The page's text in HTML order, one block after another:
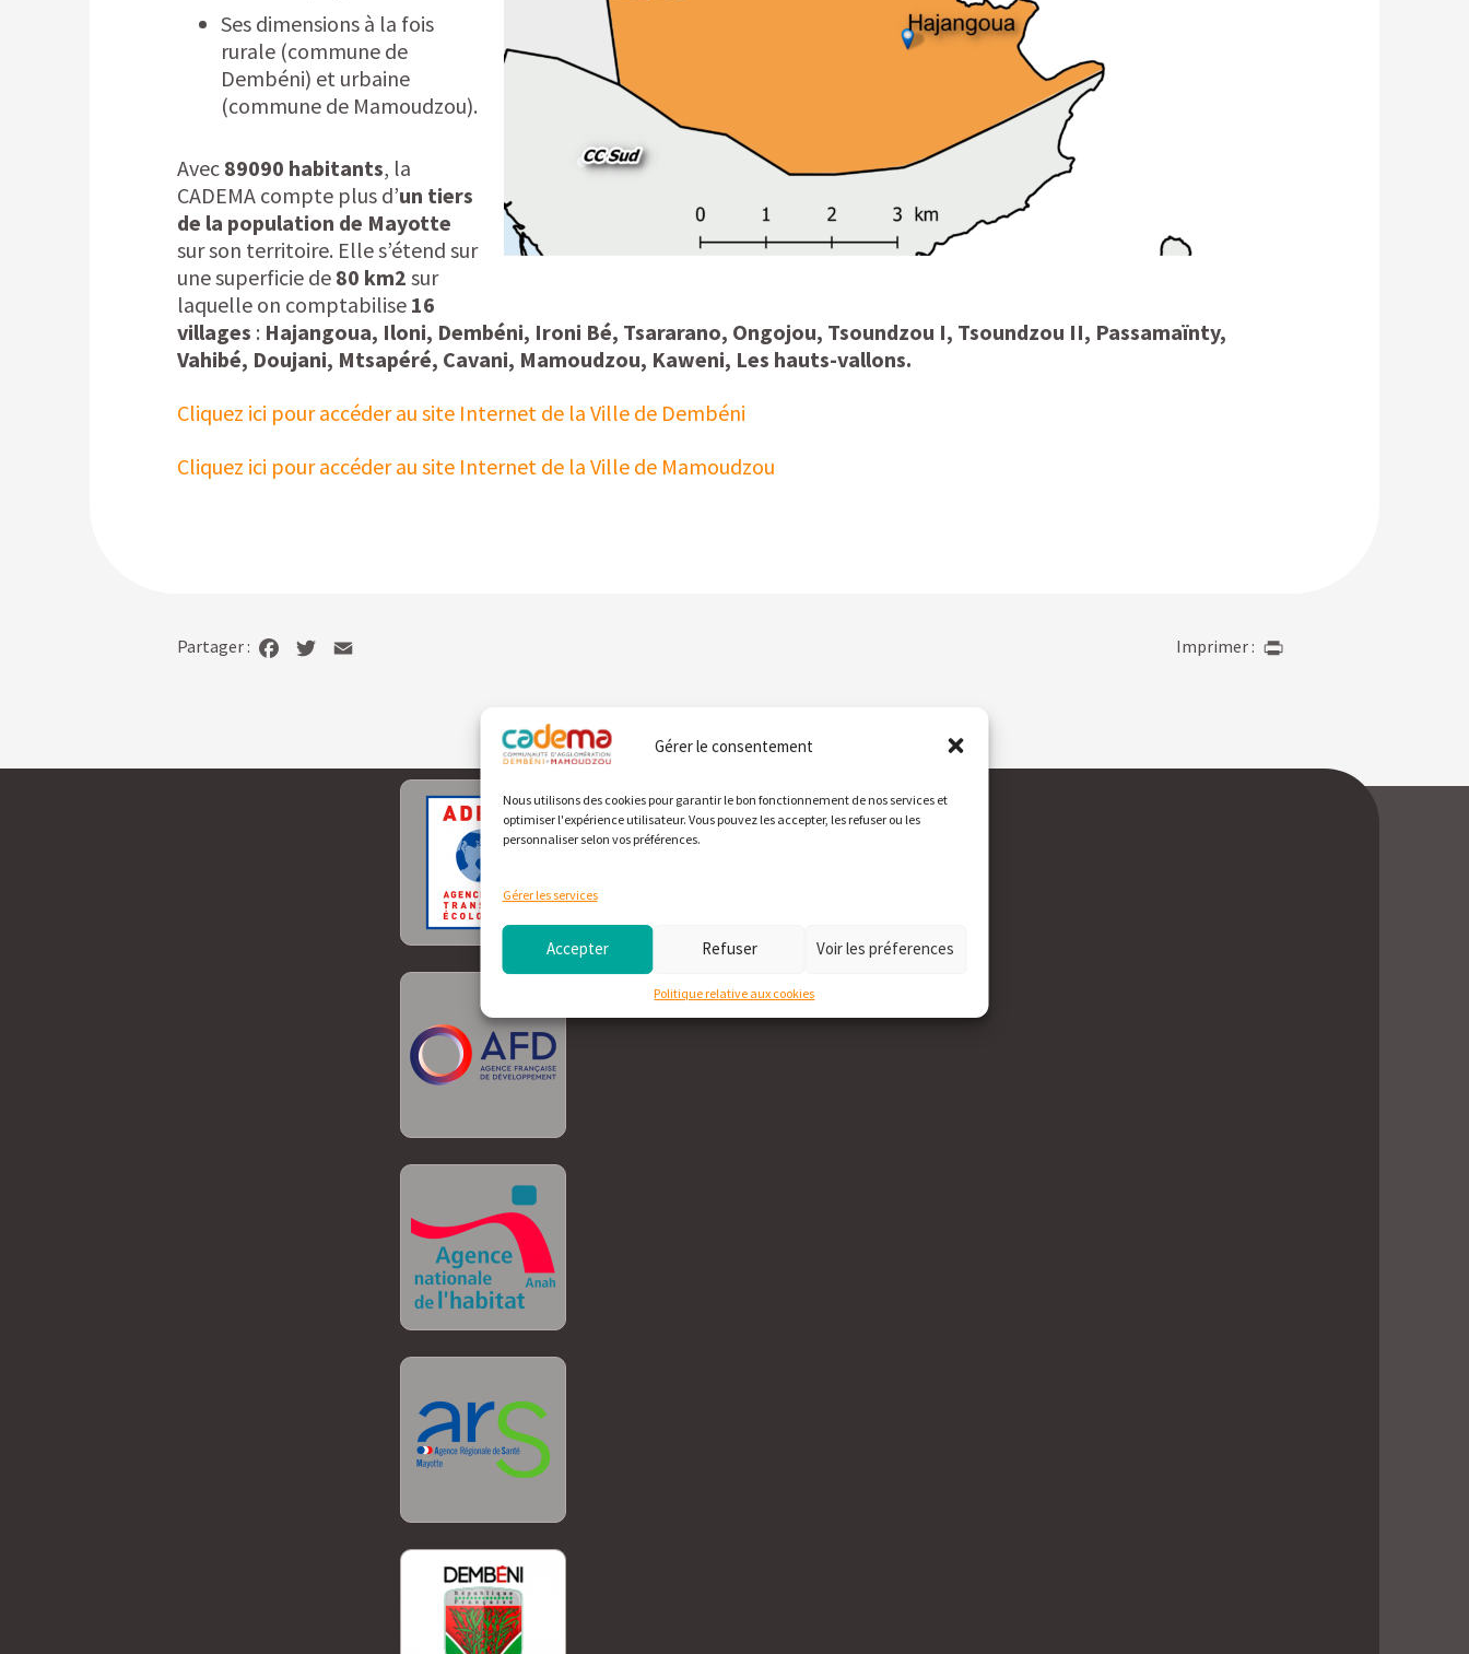
Gérer le consentement
Nous utilisons des cookies pour garantir le bon fonctionnement de nos services et
optimiser l'expérience utilisateur. Vous pouvez les accepter, les refuser ou les
personnaliser selon vos préférences.
Gérer les services
Accepter Refuser Voir les préferences
Politique relative aux cookies
Ses dimensions à la fois
rurale (commune de
Dembéni) et urbaine
(commune de Mamoudzou).
Avec 89090 habitants, la
CADEMA compte plus d’un tiers
de la population de Mayotte
sur son territoire. Elle s’étend sur
une superficie de 80 km2 sur
laquelle on comptabilise 16
villages : Hajangoua, Iloni, Dembéni, Ironi Bé, Tsararano, Ongojou, Tsoundzou I, Tsoundzou II, Passamaïnty,
Vahibé, Doujani, Mtsapéré, Cavani, Mamoudzou, Kaweni, Les hauts-vallons.
Cliquez ici pour accéder au site Internet de la Ville de Dembéni
Cliquez ici pour accéder au site Internet de la Ville de Mamoudzou
Partager : Imprimer :